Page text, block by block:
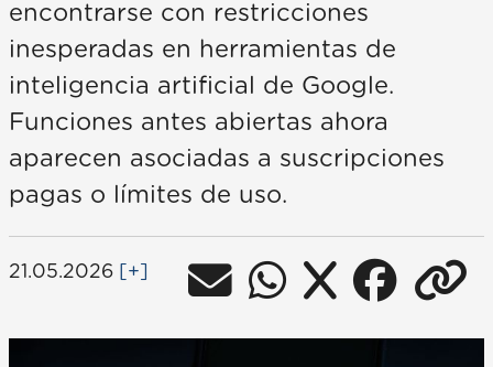
encontrarse con restricciones
inesperadas en herramientas de
inteligencia artificial de Google.
Funciones antes abiertas ahora
aparecen asociadas a suscripciones
pagas o límites de uso.
21.05.2026 [+]